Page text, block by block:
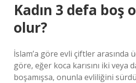
Kadın 3 defa boş
olur?
İslam’a göre evli çiftler arasında
göre, eğer koca karısını iki veya
boşamışsa, onunla evliliğini